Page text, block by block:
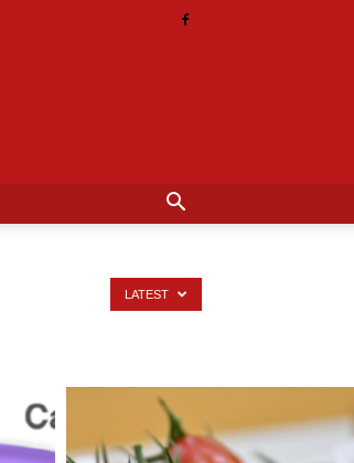
LATEST